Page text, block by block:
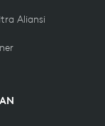
Aliansi